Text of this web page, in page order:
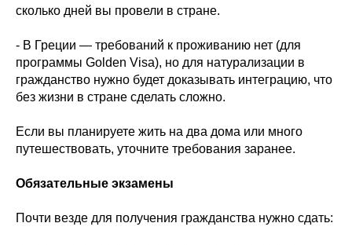
сколько дней вы провели в стране.
- В Греции — требований к проживанию нет (для
программы Golden Visa), но для натурализации в
гражданство нужно будет доказывать интеграцию, что
без жизни в стране сделать сложно.
Если вы планируете жить на два дома или много
путешествовать, уточните требования заранее.
Обязательные экзамены
Почти везде для получения гражданства нужно сдать: